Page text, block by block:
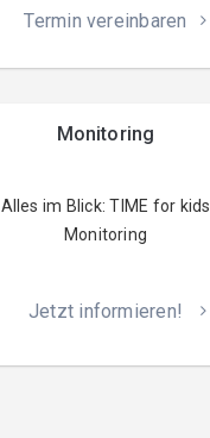
Termin vereinbaren
Monitoring
Alles im Blick: TIME for kids
Monitoring
Jetzt informieren!